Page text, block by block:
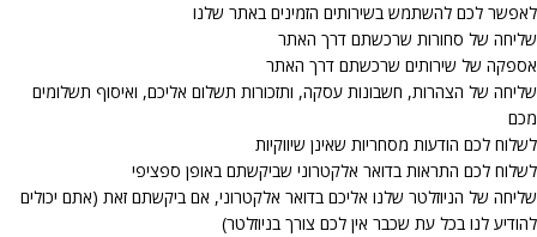
לאפשר לכם להשתמש בשירותים הזמינים באתר שלנו
שליחה של סחורות שרכשתם דרך האתר
אספקה של שירותים שרכשתם דרך האתר
שליחה של הצהרות, חשבונות עסקה, ותזכורות תשלום אליכם, ואיסוף תשלומים
מכם
לשלוח לכם הודעות מסחריות שאינן שיווקיות
לשלוח לכם התראות בדואר אלקטרוני שביקשתם באופן ספציפי
שליחה של הניוזלטר שלנו אליכם בדואר אלקטרוני, אם ביקשתם זאת (אתם יכולים
להודיע לנו בכל עת שכבר אין לכם צורך בניוזלטר)